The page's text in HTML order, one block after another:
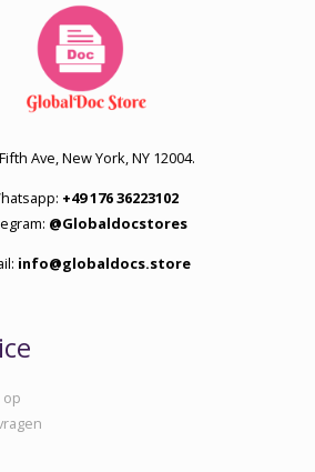
Ave, New York, NY 12004.
+49 176 36223102
@Globaldocstores
info@globaldocs.store
op